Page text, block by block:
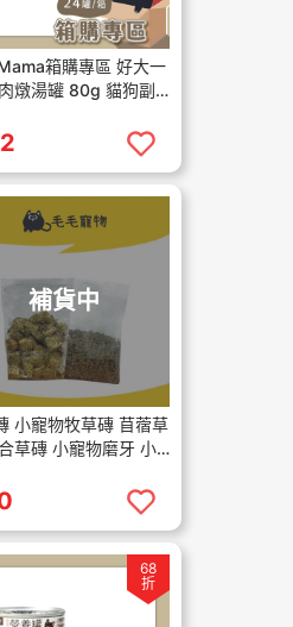
箱購專區 好大一
燉湯罐 80g 貓狗副
購專區
補貨中
小寵物牧草磚 苜蓿草
草磚 小寵物磨牙 小
鼠兔零食 苜蓿草
68
折